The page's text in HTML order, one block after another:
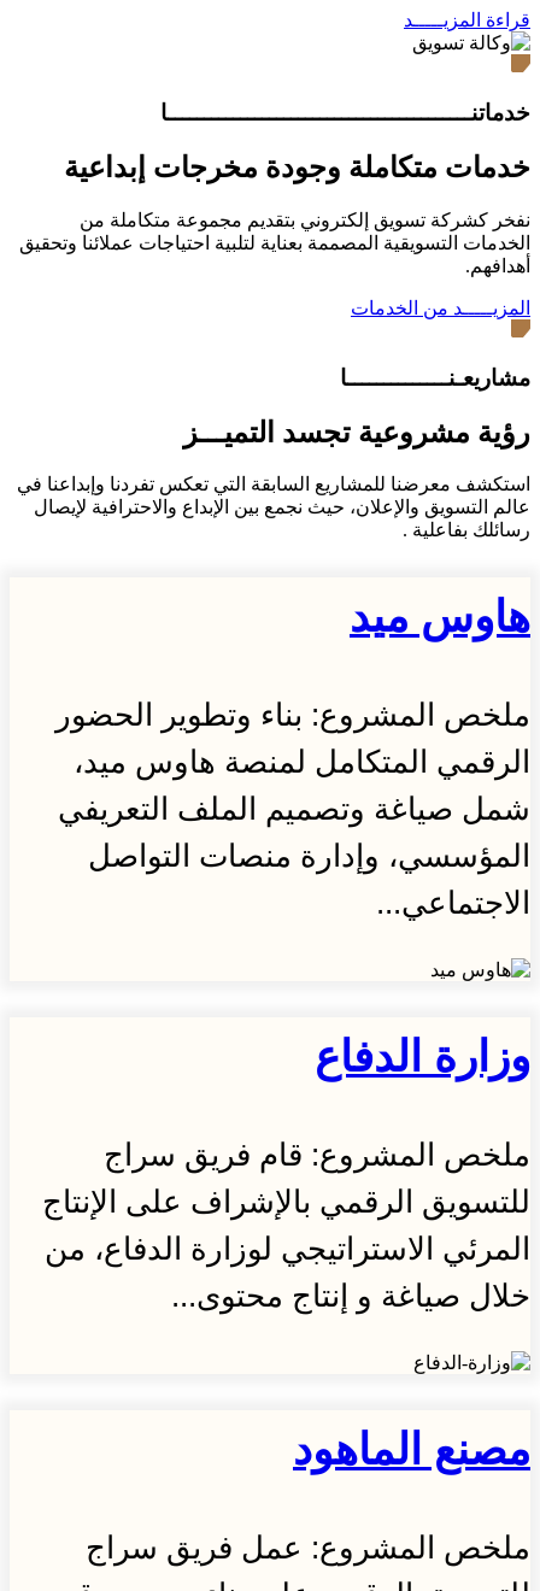
قراءة المزيـــــد
خدماتنــــــــــــــــــــــــــــــــــــــــــا
خدمات متكاملة وجودة مخرجات إبداعية
نفخر كشركة تسويق إلكتروني بتقديم مجموعة متكاملة من
الخدمات التسويقية المصممة بعناية لتلبية احتياجات عملائنا وتحقيق
أهدافهم.
المزيـــــد من الخدمات
مشاريعـنــــــــــــــا
رؤية مشروعية تجسد التميـــز
استكشف معرضنا للمشاريع السابقة التي تعكس تفردنا وإبداعنا في
عالم التسويق والإعلان، حيث نجمع بين الإبداع والاحترافية لإيصال
رسائلك بفاعلية .
هاوس ميد
ملخص المشروع: بناء وتطوير الحضور
الرقمي المتكامل لمنصة هاوس ميد،
شمل صياغة وتصميم الملف التعريفي
المؤسسي، وإدارة منصات التواصل
الاجتماعي...
وزارة الدفاع
ملخص المشروع: قام فريق سراج
للتسويق الرقمي بالإشراف على الإنتاج
المرئي الاستراتيجي لوزارة الدفاع، من
خلال صياغة و إنتاج محتوى...
مصنع الماهود
ملخص المشروع: عمل فريق سراج